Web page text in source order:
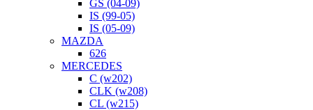
GS (04-09)
IS (99-05)
IS (05-09)
MAZDA
626
MERCEDES
C (w202)
CLK (w208)
CL (w215)